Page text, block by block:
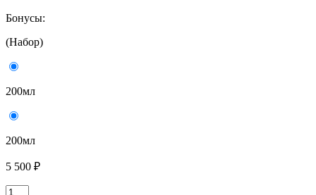
Бонусы:
(Набор)
200мл
200мл
5 500 ₽